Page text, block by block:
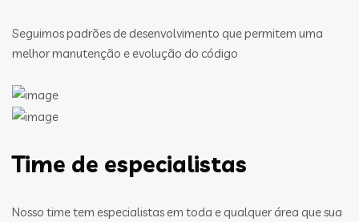
Seguimos padrões de desenvolvimento que permitem uma
melhor manutenção e evolução do código
Time de especialistas
Nosso time tem especialistas em toda e qualquer área que sua